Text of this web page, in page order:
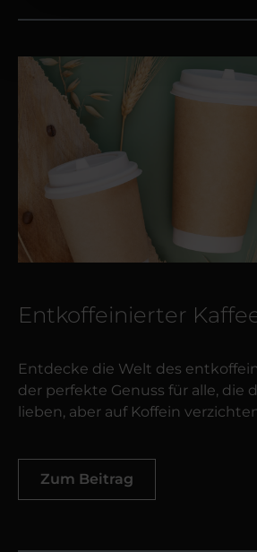
Entkoffeinierter
Entdecke die Welt des
der perfekte Genuss für alle, die
lieben, aber auf Koffein
Zum Beitrag